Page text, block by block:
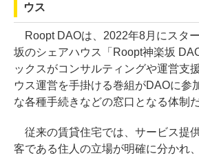
ウス
Roopt DAOは、2022年8月にスタ
坂のシェアハウス「Roopt神楽坂
ックスがコンサルティングや運営支
ウス運営を手掛ける巻組がDAOに参
な各種手続きなどの窓口となる体制だ
従来の賃貸住宅では、サービス提
客である住人の立場が明確に分かれ